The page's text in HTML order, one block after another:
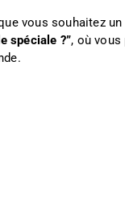
vous souhaitez
spéciale ?”, où vous